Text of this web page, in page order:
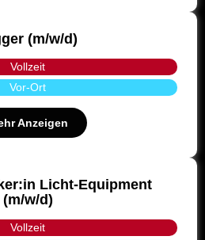
(m/w/d)
Vollzeit
Vor-Ort
Anzeigen
Licht-Equipment
(m/w/d)
Vollzeit